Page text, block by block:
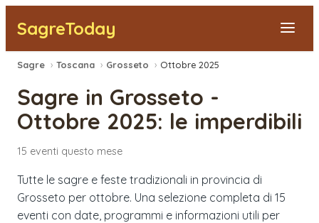
SagreToday
Segnala una sagra
Tutte le Sagre
Vicino a Me
Sagre › Toscana › Grosseto › Ottobre 2025
Sagre in Grosseto -
Ottobre 2025: le imperdibili
15 eventi questo mese
Tutte le sagre e feste tradizionali in provincia di
Grosseto per ottobre. Una selezione completa di 15
eventi con date, programmi e informazioni utili per